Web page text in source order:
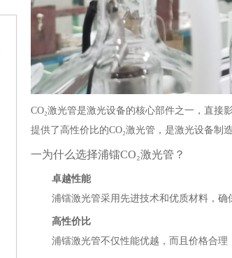
CO₂激光管是激光设备的核心部件之一，直接
提供了高性价比的CO₂激光管，是激光设备制
一为什么选择浦镭CO₂激光管？
卓越性能
浦镭激光管采用先进技术和优质材料，
高性价比
浦镭激光管不仅性能优越，而且价格合